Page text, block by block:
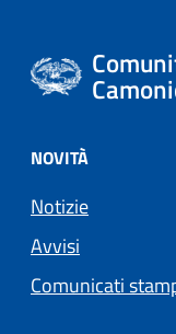
NOVITÀ
Notizie
Avvisi
Comunicati